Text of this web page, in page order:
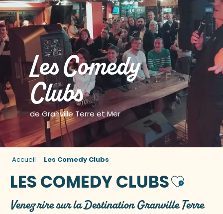
Les Comedy
Clubs
de Granville Terre et Mer
Accueil Les Comedy Clubs
LES COMEDY CLUBSAjouter
Venez rire sur la Destination Granville Terre